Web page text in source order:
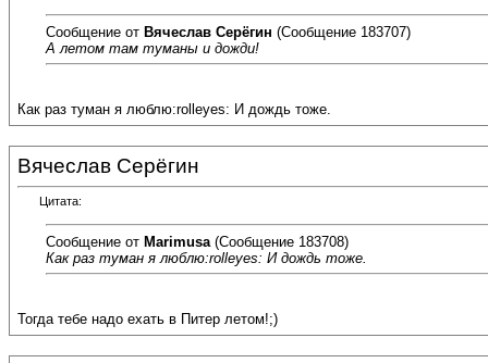
Сообщение от Вячеслав Серёгин (Сообщение 183707)
А летом там туманы и дожди!
Как раз туман я люблю:rolleyes: И дождь тоже.
Вячеслав Серёгин
Цитата:
Сообщение от Marimusa (Сообщение 183708)
Как раз туман я люблю:rolleyes: И дождь тоже.
Тогда тебе надо ехать в Питер летом!;)